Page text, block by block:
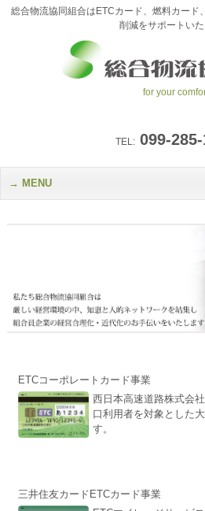
総合物流協同組合はETCカード、燃料カード
削減をサポートい
for your
TEL:099-285-
MENU
ETCコーポレートカード事業
西日本高速道路株式会
口利用者を対象とした
す。
三井住友カードETCカード事業